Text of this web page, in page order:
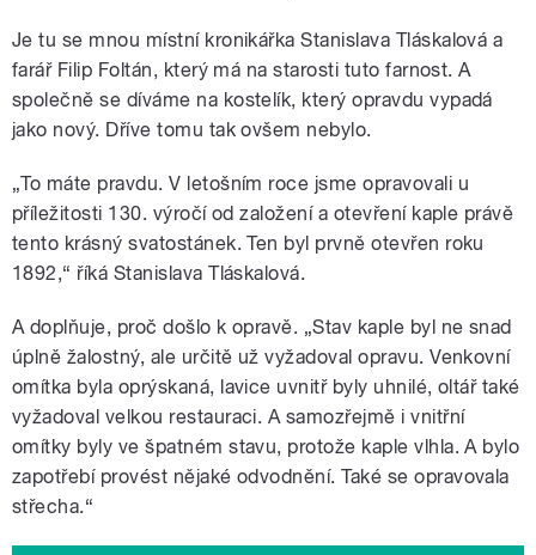
Je tu se mnou místní kronikářka Stanislava Tláskalová a
farář Filip Foltán, který má na starosti tuto farnost. A
společně se díváme na kostelík, který opravdu vypadá
jako nový. Dříve tomu tak ovšem nebylo.
„To máte pravdu. V letošním roce jsme opravovali u
příležitosti 130. výročí od založení a otevření kaple právě
tento krásný svatostánek. Ten byl prvně otevřen roku
1892,“ říká Stanislava Tláskalová.
A doplňuje, proč došlo k opravě. „Stav kaple byl ne snad
úplně žalostný, ale určitě už vyžadoval opravu. Venkovní
omítka byla oprýskaná, lavice uvnitř byly uhnilé, oltář také
vyžadoval velkou restauraci. A samozřejmě i vnitřní
omítky byly ve špatném stavu, protože kaple vlhla. A bylo
zapotřebí provést nějaké odvodnění. Také se opravovala
střecha.“